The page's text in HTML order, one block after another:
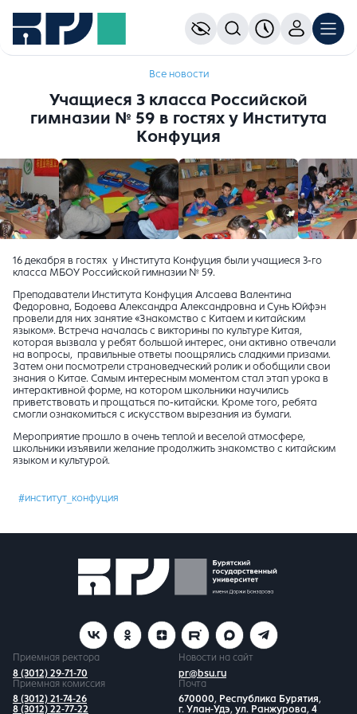
Все новости
Учащиеся 3 класса Российской
гимназии № 59 в гостях у Института
Конфуция
16 декабря в гостях у Института Конфуция были учащиеся 3-го
класса МБОУ Российской гимназии № 59.
Преподаватели Института Конфуция Алсаева Валентина
Федоровна, Бодоева Александра Александровна и Сунь Юйфэн
провели для них занятие «Знакомство с Китаем и китайским
языком». Встреча началась с викторины по культуре Китая,
которая вызвала у ребят большой интерес, они активно отвечали
на вопросы, правильные ответы поощрялись сладкими призами.
Затем они посмотрели страноведческий ролик и обобщили свои
знания о Китае. Самым интересным моментом стал этап урока в
интерактивной форме, на котором школьники научились
приветствовать и прощаться по-китайски. Кроме того, ребята
смогли ознакомиться с искусством вырезания из бумаги.
Мероприятие прошло в очень теплой и веселой атмосфере,
школьники изъявили желание продолжить знакомство с китайским
языком и культурой.
#институт_конфуция
Приемная ректора
8 (3012) 29-71-70
Новости на сайт
pr@bsu.ru
Приемная комиссия
8 (3012) 21-74-26
8 (3012) 22-77-22
Почта
670000, Республика Бурятия,
г. Улан-Удэ, ул. Ранжурова, 4